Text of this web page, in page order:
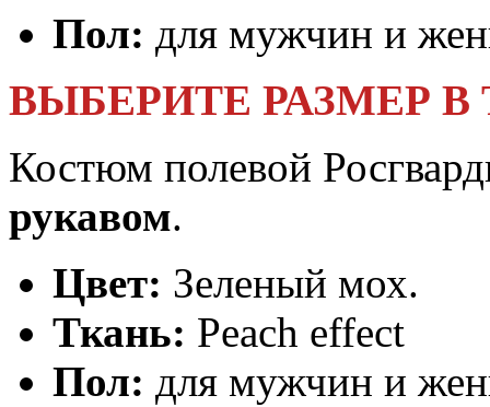
Пол: для мужчин и
ВЫБЕРИТЕ РАЗМЕР В
Костюм полевой
рукавом.
Цвет: Зеленый мох.
Ткань: Peach effect
Пол: для мужчин и